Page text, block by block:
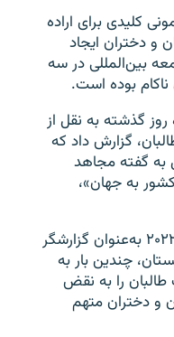
کلیدی برای اراده
و دختران ایجاد
بین‌المللی در سه
بوده است.
گذشته به نقل از
گزارش داد که
به گفته مجاهد
به جهان»،
آقای بنیت از آغاز مأموریتش در سال ۲۰۲۲ به‌عنوان گزارشگر
چندین بار به
را به نقض
و دختران متهم